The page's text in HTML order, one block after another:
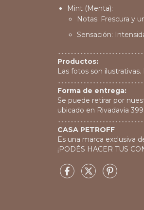
Mint (Menta):
Notas: Frescura y
Sensación:
Productos:
Las fotos son
Forma de entrega:
Se puede retirar por
ubicado en Rivadavia
CASA PETROFF
Es una marca exclusiva
¡PODÉS HACER TUS